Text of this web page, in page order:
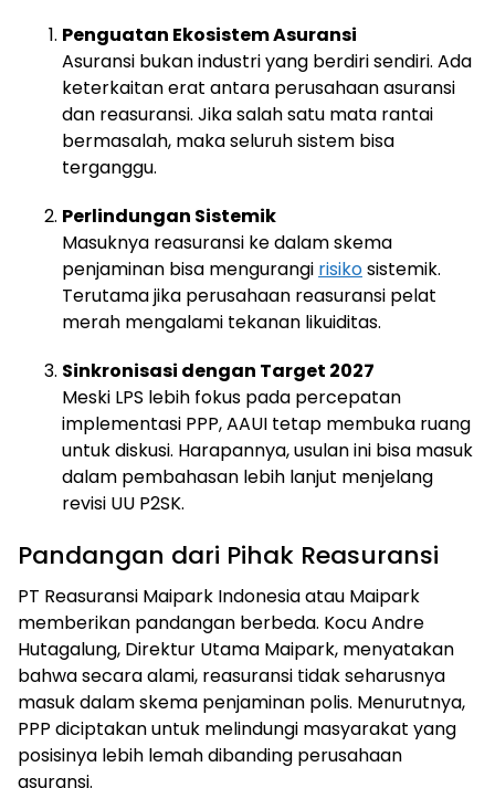
Penguatan Ekosistem Asuransi
Asuransi bukan industri yang berdiri sendiri. Ada
keterkaitan erat antara perusahaan asuransi
dan reasuransi. Jika salah satu mata rantai
bermasalah, maka seluruh sistem bisa
terganggu.
Perlindungan Sistemik
Masuknya reasuransi ke dalam skema
penjaminan bisa mengurangi risikosistemik.
Terutama jika perusahaan reasuransi pelat
merah mengalami tekanan likuiditas.
Sinkronisasi dengan Target 2027
Meski LPS lebih fokus pada percepatan
implementasi PPP, AAUI tetap membuka ruang
untuk diskusi. Harapannya, usulan ini bisa masuk
dalam pembahasan lebih lanjut menjelang
revisi UU P2SK.
Pandangan dari Pihak Reasuransi
PT Reasuransi Maipark Indonesia atau Maipark
memberikan pandangan berbeda. Kocu Andre
Hutagalung, Direktur Utama Maipark, menyatakan
bahwa secara alami, reasuransi tidak seharusnya
masuk dalam skema penjaminan polis. Menurutnya,
PPP diciptakan untuk melindungi masyarakat yang
posisinya lebih lemah dibanding perusahaan
asuransi.